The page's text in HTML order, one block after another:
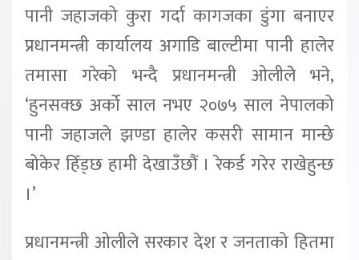
पानी जहाजको कुरा गर्दा कागजका डुंगा बनाएर
प्रधानमन्त्री कार्यालय अगाडि बाल्टीमा पानी हालेर
तमासा गरेको भन्दै प्रधानमन्त्री ओलीलेे भने,
‘हुनसक्छ अर्को साल नभए २०७५ साल नेपालको
पानी जहाजले झण्डा हालेर कसरी सामान मान्छे
बोकेर हिँड्छ हामी देखाउँछौं । रेकर्ड गरेर राखेहुन्छ
।’
प्रधानमन्त्री ओलीले सरकार देश र जनताको हितमा